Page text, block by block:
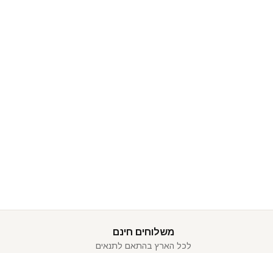
משלוחים חינם
לכל הארץ בהתאם לתנאים